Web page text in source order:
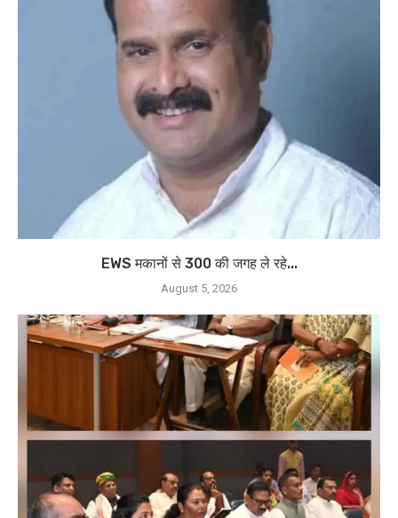
EWS मकानों से 300 की जगह ले रहे...
August 5, 2026